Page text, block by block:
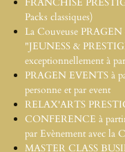
Packs classiques)
La Couveuse
"JEUNESS &
exceptionnellement à
PRAGEN EVENTS à
personne et par event
RELAX'ARTS
CONFERENCE à
par Evènement avec la
MASTER CLASS